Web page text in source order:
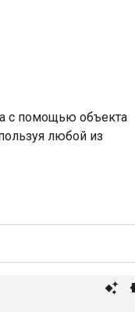
с помощью объекта
любой из